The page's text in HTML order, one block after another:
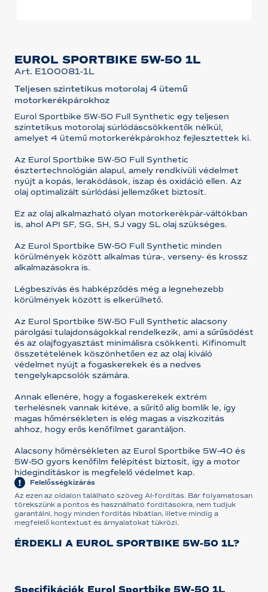
EUROL SPORTBIKE 5W-50 1L
Art. E100081-1L
Teljesen szintetikus motorolaj 4 ütemű
motorkerékpárokhoz
Eurol Sportbike 5W-50 Full Synthetic egy teljesen
szintetikus motorolaj súrlódáscsökkentők nélkül,
amelyet 4 ütemű motorkerékpárokhoz fejlesztettek ki.
Az Eurol Sportbike 5W-50 Full Synthetic
észtertechnológián alapul, amely rendkívüli védelmet
nyújt a kopás, lerakódások, iszap és oxidáció ellen. Az
olaj optimalizált súrlódási jellemzőket biztosít.
Ez az olaj alkalmazható olyan motorkerékpár-váltókban
is, ahol API SF, SG, SH, SJ vagy SL olaj szükséges.
Az Eurol Sportbike 5W-50 Full Synthetic minden
körülmények között alkalmas túra-, verseny- és krossz
alkalmazásokra is.
Légbeszívás és habképződés még a legnehezebb
körülmények között is elkerülhető.
Az Eurol Sportbike 5W-50 Full Synthetic alacsony
párolgási tulajdonságokkal rendelkezik, ami a sűrűsödést
és az olajfogyasztást minimálisra csökkenti. Kifinomult
összetételének köszönhetően ez az olaj kiváló
védelmet nyújt a fogaskerekek és a nedves
tengelykapcsolók számára.
Annak ellenére, hogy a fogaskerekek extrém
terhelésnek vannak kitéve, a sűrítő alig bomlik le, így
magas hőmérsékleten is elég magas a viszkozitás
ahhoz, hogy erős kenőfilmet garantáljon.
Alacsony hőmérsékleten az Eurol Sportbike 5W-40 és
5W-50 gyors kenőfilm felépítést biztosít, így a motor
hidegindításkor is megfelelő védelmet kap.
Felelősségkizárás
Az ezen az oldalon található szöveg AI-fordítás. Bár folyamatosan
törekszünk a pontos és használható fordításokra, nem tudjuk
garantálni, hogy minden fordítás hibátlan, illetve mindig a
megfelelő kontextust és árnyalatokat tükrözi.
ÉRDEKLI A EUROL SPORTBIKE 5W-50 1L?
Specifikációk Eurol Sportbike 5W-50 1L